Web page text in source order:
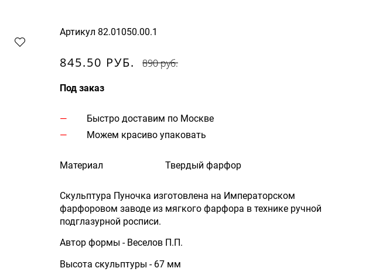
Артикул 82.01050.00.1
845.50 РУБ. 890 руб.
Под заказ
Быстро доставим по Москве
Можем красиво упаковать
Материал Твердый фарфор
Скульптура Пуночка изготовлена на Императорском
фарфоровом заводе из мягкого фарфора в технике ручной
подглазурной росписи.
Автор формы - Веселов П.П.
Высота скульптуры - 67 мм